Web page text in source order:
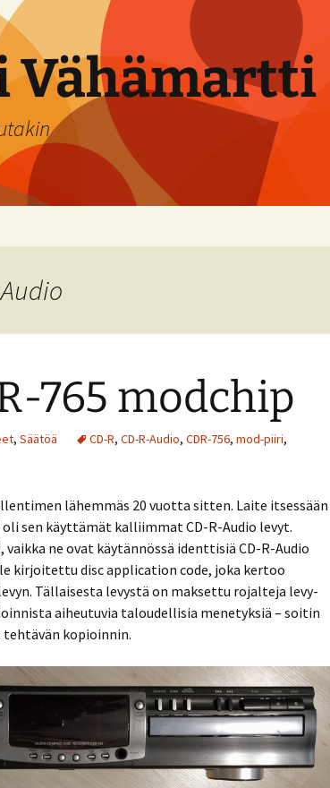
Vähämartti
765 modchip
, Säätöä CD-R, CD-R-Audio, CDR-756, mod-piiri,
lähemmäs 20 vuotta sitten. Laite itsessään
sen käyttämät kalliimmat CD-R-Audio levyt.
ne ovat käytännössä identtisiä CD-R-Audio
kirjoitettu disc application code, joka kertoo
Tällaisesta levystä on maksettu rojalteja levy-
aiheutuvia taloudellisia menetyksiä – soitin
tehtävän kopioinnin.